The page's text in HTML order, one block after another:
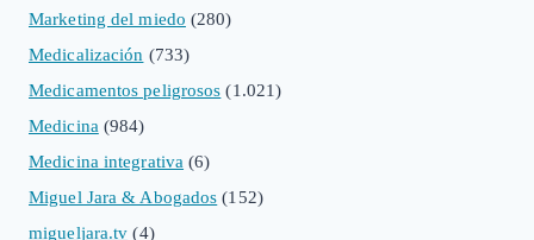
Marketing del miedo (280)
Medicalización (733)
Medicamentos peligrosos (1.021)
Medicina (984)
Medicina integrativa (6)
Miguel Jara & Abogados (152)
migueljara.tv (4)